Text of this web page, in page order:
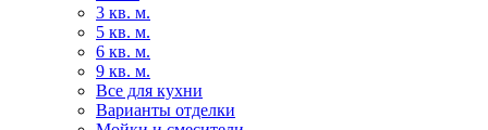
3 кв. м.
5 кв. м.
6 кв. м.
9 кв. м.
Все для кухни
Варианты отделки